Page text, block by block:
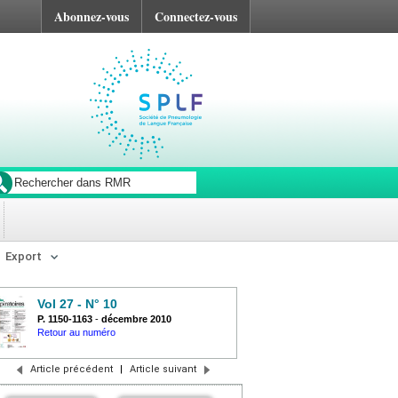
Abonnez-vous Connectez-vous
Export
Vol 27 - N° 10
P. 1150-1163 - décembre 2010
Retour au numéro
Article précédent | Article suivant